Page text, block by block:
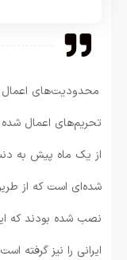
محدودیت‌های اعمال
تحریم‌های اعمال شده
از یک ماه پیش به
شده‌ای است که از
نصب شده بودند که
ایرانی را نیز گرفته